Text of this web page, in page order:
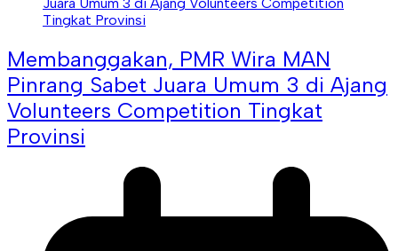
Membanggakan, PMR Wira MAN
Pinrang Sabet Juara Umum 3 di Ajang
Volunteers Competition Tingkat
Provinsi